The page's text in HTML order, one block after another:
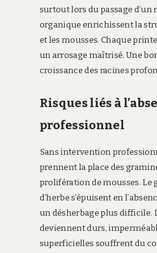
surtout lors du passage
organique enrichissent la
et les mousses. Chaque
un arrosage maîtrisé. Une
croissance des racines
Risques liés à
professionnel
Sans intervention
prennent la place des
prolifération de mousses. Le
d’herbe s’épuisent en
un désherbage plus difficile.
deviennent durs,
superficielles souffrent du